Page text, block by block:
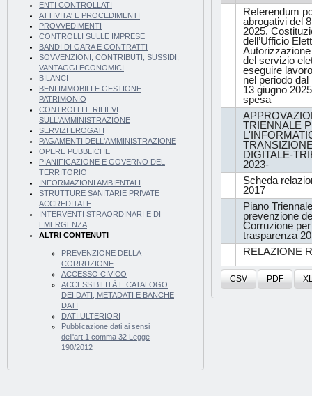
ENTI CONTROLLATI
ATTIVITA' E PROCEDIMENTI
PROVVEDIMENTI
CONTROLLI SULLE IMPRESE
BANDI DI GARA E CONTRATTI
SOVVENZIONI, CONTRIBUTI, SUSSIDI,
VANTAGGI ECONOMICI
BILANCI
BENI IMMOBILI E GESTIONE
PATRIMONIO
CONTROLLI E RILIEVI
SULL'AMMINISTRAZIONE
SERVIZI EROGATI
PAGAMENTI DELL'AMMINISTRAZIONE
OPERE PUBBLICHE
PIANIFICAZIONE E GOVERNO DEL
TERRITORIO
INFORMAZIONI AMBIENTALI
STRUTTURE SANITARIE PRIVATE
ACCREDITATE
INTERVENTI STRAORDINARI E DI
EMERGENZA
ALTRI CONTENUTI
PREVENZIONE DELLA
CORRUZIONE
ACCESSO CIVICO
ACCESSIBILITÀ E CATALOGO
DEI DATI, METADATI E BANCHE
DATI
DATI ULTERIORI
Pubblicazione dati ai sensi
dell'art.1 comma 32 Legge
190/2012
Referendum
abrogativi del
2025.
dell’Ufficio
del servizio
eseguire
nel periodo dal
13 giugno
spesa
TRIENNALE
DIGITALE-
2023-
Scheda
2017
Piano
prevenzione
Corruzione
trasparenza
RELAZIONE
CSV PDF